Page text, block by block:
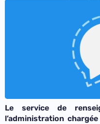
Le service de
l’administration